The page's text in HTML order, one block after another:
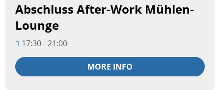
Abschluss After-Work Mühlen-
Lounge
17:30 - 21:00
MORE INFO